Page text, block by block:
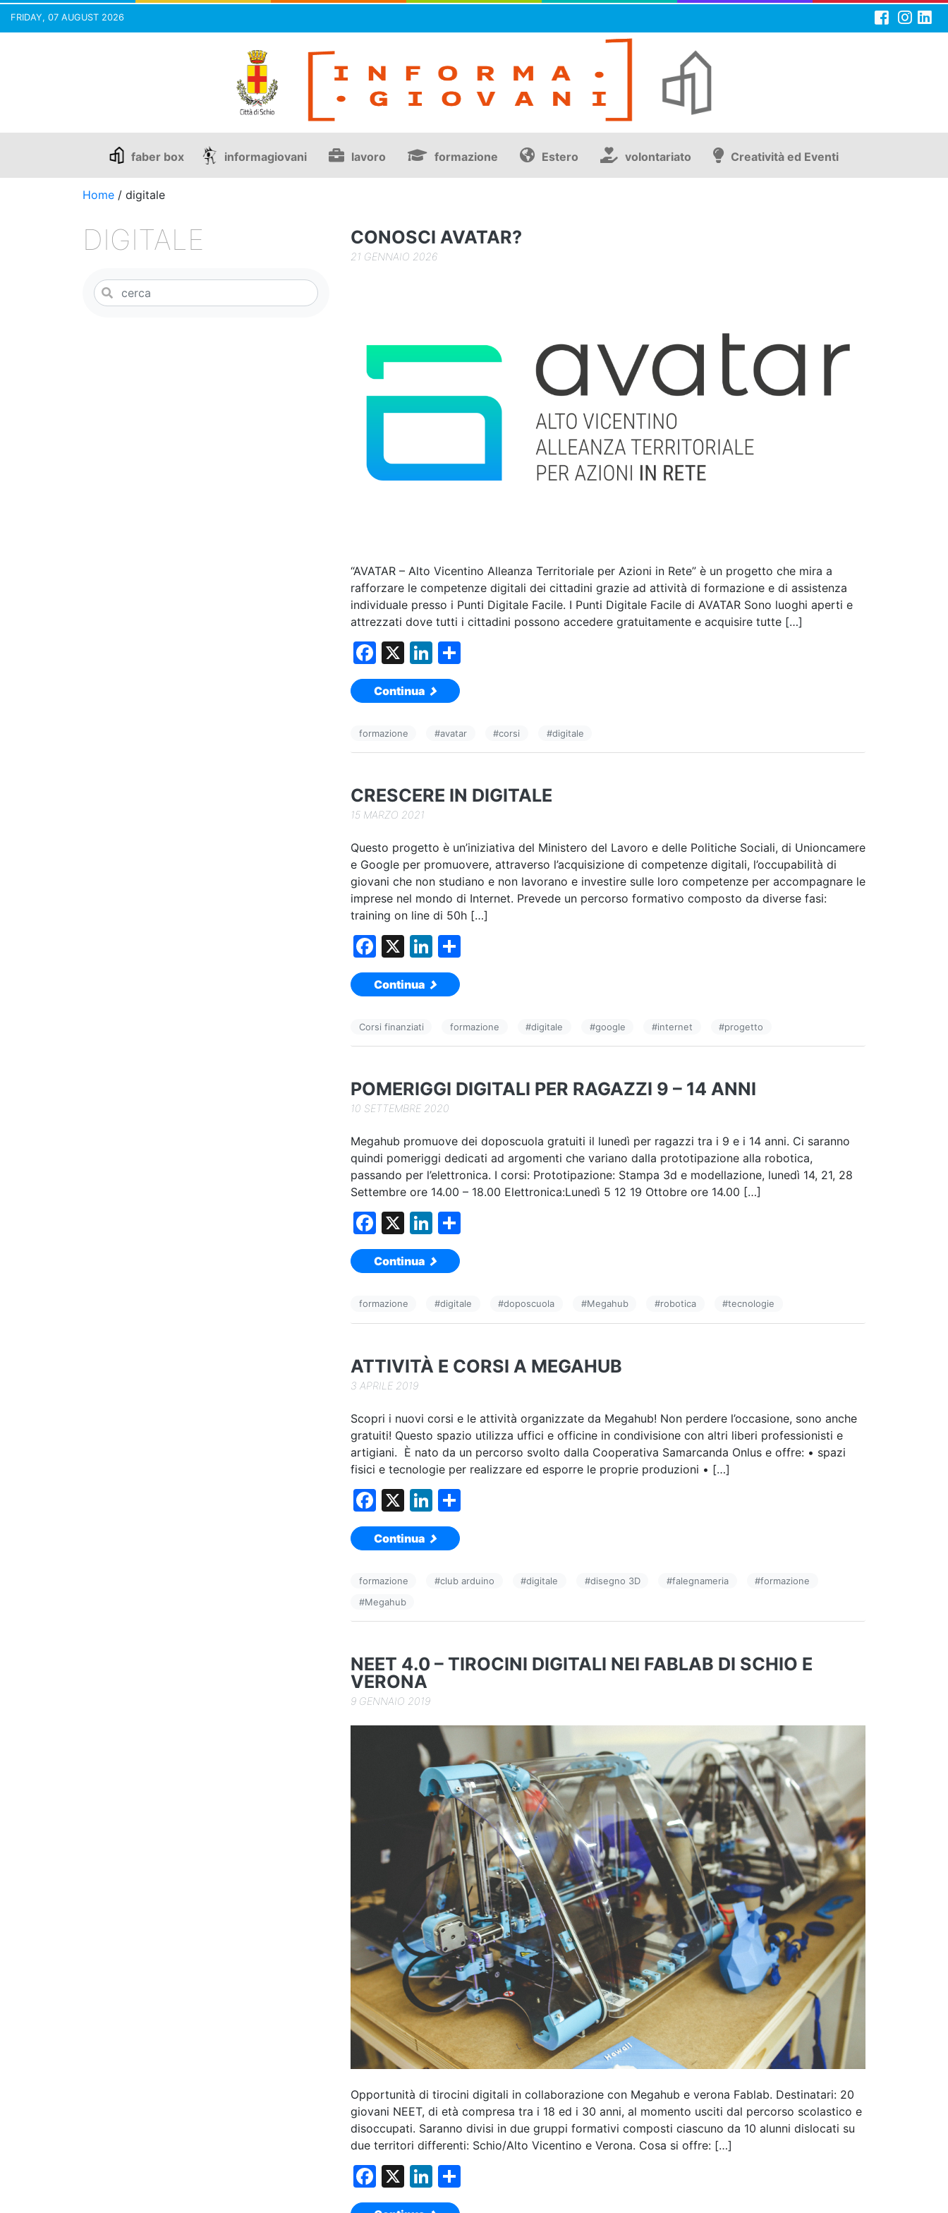
FRIDAY, 07 AUGUST 2026
faber box informagiovani lavoro formazione Estero volontariato Creatività ed Eventi
Home / digitale
CONOSCI AVATAR?
21 GENNAIO 2026
“AVATAR – Alto Vicentino Alleanza Territoriale per Azioni in Rete” è un progetto che mira a
rafforzare le competenze digitali dei cittadini grazie ad attività di formazione e di assistenza
individuale presso i Punti Digitale Facile. I Punti Digitale Facile di AVATAR Sono luoghi aperti e
attrezzati dove tutti i cittadini possono accedere gratuitamente e acquisire tutte […]
F
a
c
b
o
k
X
Li
n
k
dI vi
Continua
formazione #avatar #corsi #digitale
CRESCERE IN DIGITALE
15 MARZO 2021
Questo progetto è un’iniziativa del Ministero del Lavoro e delle Politiche Sociali, di Unioncamere
e Google per promuovere, attraverso l’acquisizione di competenze digitali, l’occupabilità di
giovani che non studiano e non lavorano e investire sulle loro competenze per accompagnare le
imprese nel mondo di Internet. Prevede un percorso formativo composto da diverse fasi:
training on line di 50h […]
F
a
c
b
o
k
X
Li
n
k
dI vi
Continua
Corsi finanziati formazione #digitale #google #internet #progetto
POMERIGGI DIGITALI PER RAGAZZI 9 – 14 ANNI
10 SETTEMBRE 2020
Megahub promuove dei doposcuola gratuiti il lunedì per ragazzi tra i 9 e i 14 anni. Ci saranno
quindi pomeriggi dedicati ad argomenti che variano dalla prototipazione alla robotica,
passando per l’elettronica. I corsi: Prototipazione: Stampa 3d e modellazione, lunedì 14, 21, 28
Settembre ore 14.00 – 18.00 Elettronica:Lunedì 5 12 19 Ottobre ore 14.00 […]
F
a
c
b
o
k
X
Li
n
k
dI vi
Continua
formazione #digitale #doposcuola #Megahub #robotica #tecnologie
ATTIVITÀ E CORSI A MEGAHUB
3 APRILE 2019
Scopri i nuovi corsi e le attività organizzate da Megahub! Non perdere l’occasione, sono anche
gratuiti! Questo spazio utilizza uffici e officine in condivisione con altri liberi professionisti e
artigiani. È nato da un percorso svolto dalla Cooperativa Samarcanda Onlus e offre: • spazi
fisici e tecnologie per realizzare ed esporre le proprie produzioni • […]
F
a
c
b
o
k
X
Li
n
k
dI vi
Continua
formazione #club arduino #digitale #disegno 3D #falegnameria #formazione
#Megahub
NEET 4.0 – TIROCINI DIGITALI NEI FABLAB DI SCHIO E
VERONA
9 GENNAIO 2019
Opportunità di tirocini digitali in collaborazione con Megahub e verona Fablab. Destinatari: 20
giovani NEET, di età compresa tra i 18 ed i 30 anni, al momento usciti dal percorso scolastico e
disoccupati. Saranno divisi in due gruppi formativi composti ciascuno da 10 alunni dislocati su
due territori differenti: Schio/Alto Vicentino e Verona. Cosa si offre: […]
F
a
X
Li
n
DIGITALE